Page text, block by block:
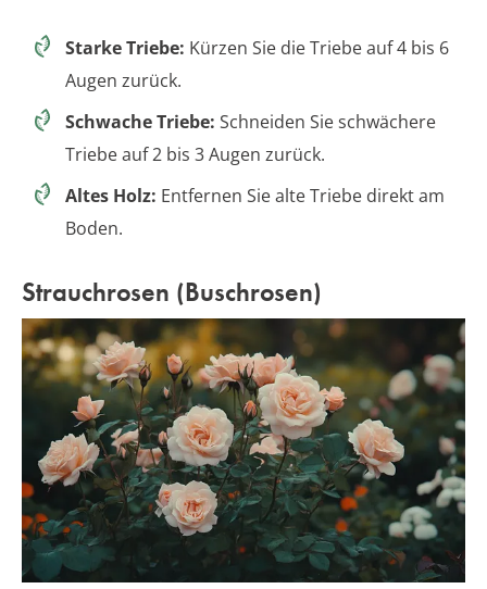
Starke Triebe: Kürzen Sie die Triebe auf 4 bis 6
Augen zurück.
Schwache Triebe: Schneiden Sie schwächere
Triebe auf 2 bis 3 Augen zurück.
Altes Holz: Entfernen Sie alte Triebe direkt am
Boden.
Strauchrosen (Buschrosen)